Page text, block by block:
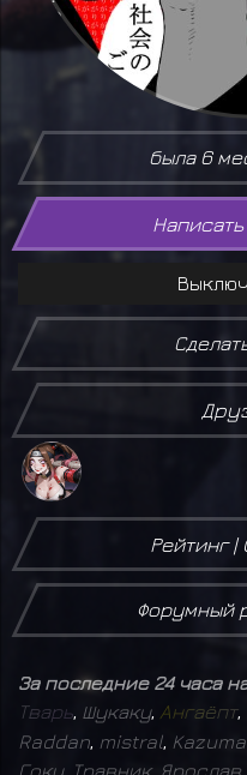
была 6
Рейтинг
Форумный
За последние 24 часа
Тварь Шукаку, Ангаёпт,
Raddan mistral
, ,